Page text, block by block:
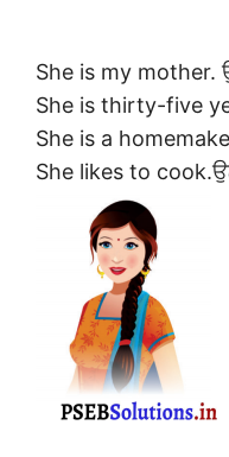
She is my mother.
She is thirty-five
She is a
She likes to